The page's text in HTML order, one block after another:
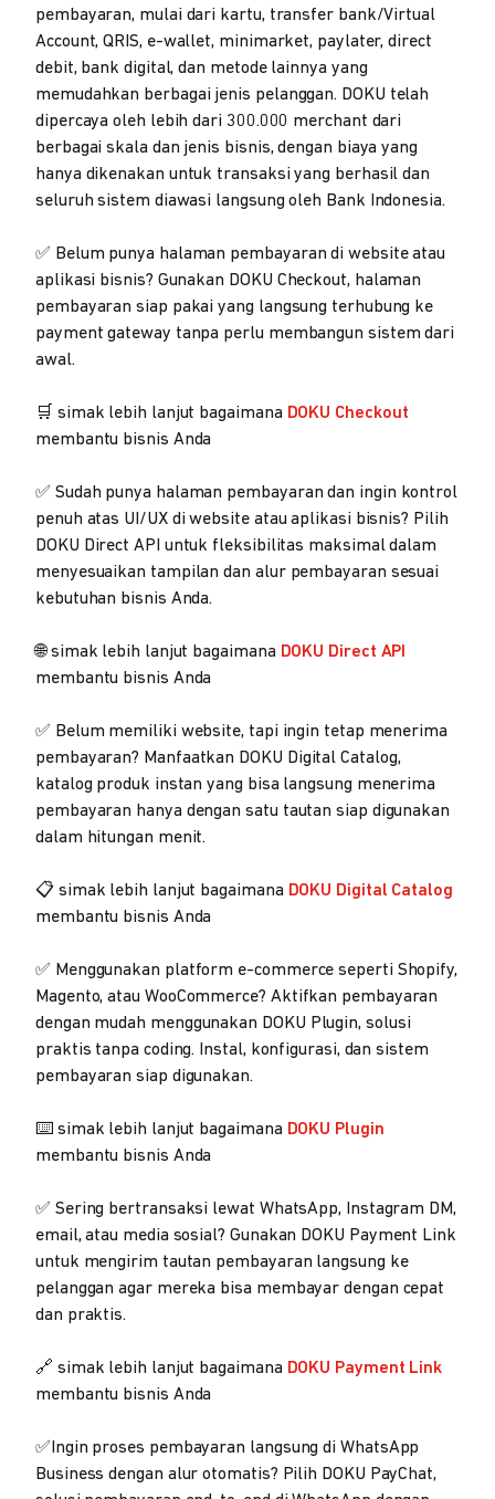
pembayaran, mulai dari kartu, transfer bank/Virtual
Account, QRIS, e-wallet, minimarket, paylater, direct
debit, bank digital, dan metode lainnya yang
memudahkan berbagai jenis pelanggan. DOKU telah
dipercaya oleh lebih dari 300.000 merchant dari
berbagai skala dan jenis bisnis, dengan biaya yang
hanya dikenakan untuk transaksi yang berhasil dan
seluruh sistem diawasi langsung oleh Bank Indonesia.
✅ Belum punya halaman pembayaran di website atau
aplikasi bisnis? Gunakan DOKU Checkout, halaman
pembayaran siap pakai yang langsung terhubung ke
payment gateway tanpa perlu membangun sistem dari
awal.
🛒 simak lebih lanjut bagaimana DOKU Checkout
membantu bisnis Anda
✅ Sudah punya halaman pembayaran dan ingin kontrol
penuh atas UI/UX di website atau aplikasi bisnis? Pilih
DOKU Direct API untuk fleksibilitas maksimal dalam
menyesuaikan tampilan dan alur pembayaran sesuai
kebutuhan bisnis Anda.
🌐 simak lebih lanjut bagaimana DOKU Direct API
membantu bisnis Anda
✅ Belum memiliki website, tapi ingin tetap menerima
pembayaran? Manfaatkan DOKU Digital Catalog,
katalog produk instan yang bisa langsung menerima
pembayaran hanya dengan satu tautan siap digunakan
dalam hitungan menit.
📋 simak lebih lanjut bagaimana DOKU Digital Catalog
membantu bisnis Anda
✅ Menggunakan platform e-commerce seperti Shopify,
Magento, atau WooCommerce? Aktifkan pembayaran
dengan mudah menggunakan DOKU Plugin, solusi
praktis tanpa coding. Instal, konfigurasi, dan sistem
pembayaran siap digunakan.
⌨️ simak lebih lanjut bagaimana DOKU Plugin
membantu bisnis Anda
✅ Sering bertransaksi lewat WhatsApp, Instagram DM,
email, atau media sosial? Gunakan DOKU Payment Link
untuk mengirim tautan pembayaran langsung ke
pelanggan agar mereka bisa membayar dengan cepat
dan praktis.
🔗 simak lebih lanjut bagaimana DOKU Payment Link
membantu bisnis Anda
✅Ingin proses pembayaran langsung di WhatsApp
Business dengan alur otomatis? Pilih DOKU PayChat,